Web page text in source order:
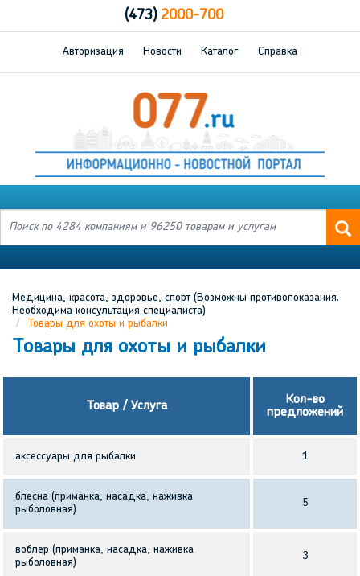
(473)2000-700
Авторизация Новости Каталог Справка
Медицина, красота, здоровье, спорт (Возможны противопоказания.
Необходима консультация специалиста)
Товары для охоты и рыбалки
Товары для охоты и рыбалки
Товар / Услуга
Кол-во
предложений
аксессуары для рыбалки 1
блесна (приманка, насадка, наживка
рыболовная)
5
воблер (приманка, насадка, наживка
рыболовная)
3